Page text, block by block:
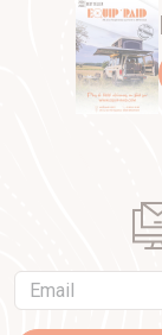
Email